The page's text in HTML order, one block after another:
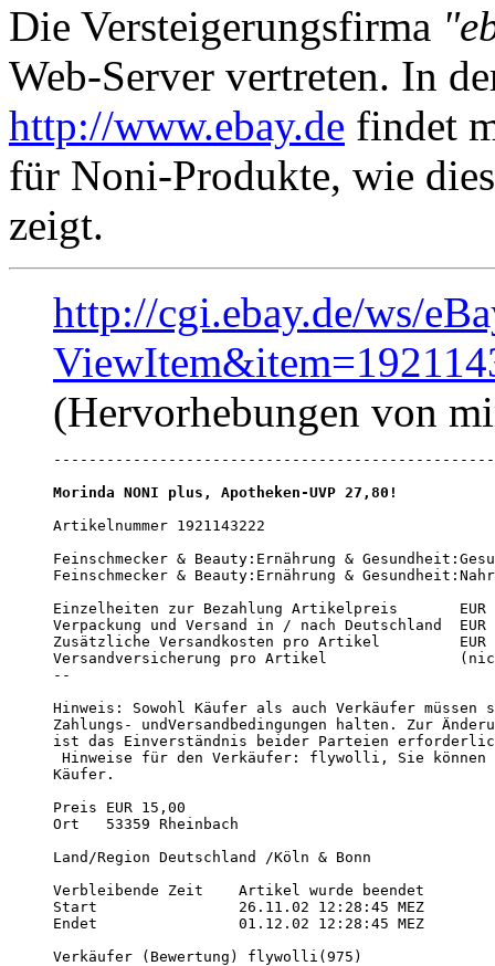
Die Versteigerungsfirma
Web-Server vertreten. In
http://www.ebay.de findet
für Noni-Produkte, wie
zeigt.
http://cgi.ebay.de/ws/
(Hervorhebungen von
Morinda NONI plus, Apotheken-UVP 27,80!
Artikelnummer 1921143222
Feinschmecker & Beauty:Ernährung &
Feinschmecker & Beauty:Ernährung &
Einzelheiten zur Bezahlung Artikelpreis       EUR
Verpackung und Versand in / nach Deutschland
Zusätzliche Versandkosten pro Artikel
Versandversicherung pro Artikel
--
Hinweis: Sowohl Käufer als auch Verkäufer
Zahlungs- undVersandbedingungen halten. Zur
ist das Einverständnis beider Parteien
Hinweise für den Verkäufer: flywolli, Sie können
Käufer.
Preis EUR 15,00
Ort   53359 Rheinbach
Land/Region Deutschland /Köln & Bonn
Verbleibende Zeit    Artikel wurde beendet
Start                26.11.02 12:28:45 MEZ
Endet                01.12.02 12:28:45 MEZ
Verkäufer (Bewertung) flywolli(975)